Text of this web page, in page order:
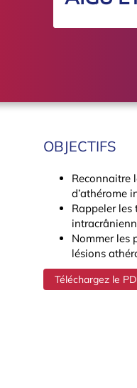
OBJECTIFS
Reconnaitre
d’athérome
Rappeler les
Nommer les
lésions
Téléchargez le